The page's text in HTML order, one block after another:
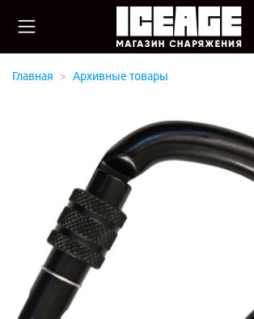
Главная Архивные товары